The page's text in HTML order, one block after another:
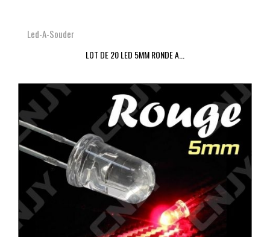
Led-A-Souder
LOT DE 20 LED 5MM RONDE A...